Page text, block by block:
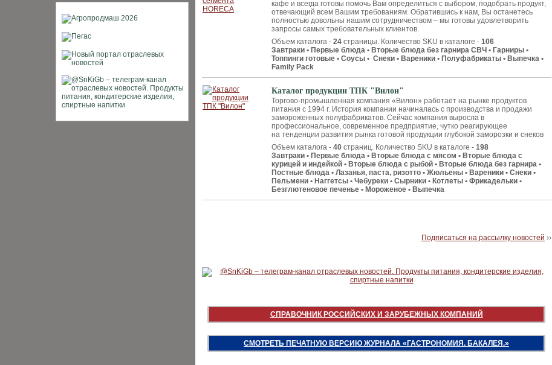
кафе и всегда готовы помочь Вам определиться с выбором, подобрать продукт,
отвечающий всем Вашим требованиям. Обратившись к нам, Вы останетесь
полностью довольны нашим сотрудничеством – мы готовы удовлетворить
запросы самых требовательных клиентов.
Объем каталога - 24 страницы. Количество SKU в каталоге - 106
Завтраки • Первые блюда • Вторые блюда без гарнира СВЧ • Гарниры •
Топпинги готовые • Соусы • Снеки • Вареники • Полуфабрикаты • Выпечка •
Family Pack
Каталог продукции ТПК "Вилон"
Торгово-промышленная компания «Вилон» работает на рынке продуктов
питания с 1994 г. История компании начиналась с производства и продажи
замороженных полуфабрикатов. Сейчас компания выросла в
профессиональное, современное предприятие, чутко реагирующее
на тенденции развития рынка готовой продукции глубокой заморозки и снеков
Объем каталога - 40 страниц. Количество SKU в каталоге - 198
Завтраки • Первые блюда • Вторые блюда с мясом • Вторые блюда с
курицей и индейкой • Вторые блюда с рыбой • Вторые блюда без гарнира •
Постные блюда • Лазанья, паста, ризотто • Жюльены • Вареники • Снеки •
Пельмени • Наггетсы • Чебуреки • Сырники • Котлеты • Фрикадельки •
Безглютеновое печенье • Мороженое • Выпечка
Подписаться на рассылку новостей ››
СПРАВОЧНИК РОССИЙСКИХ И ЗАРУБЕЖНЫХ КОМПАНИЙ
СМОТРЕТЬ ПЕЧАТНУЮ ВЕРСИЮ ЖУРНАЛА «ГАСТРОНОМИЯ. БАКАЛЕЯ.»